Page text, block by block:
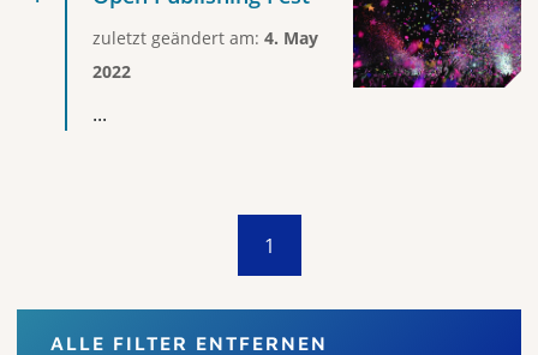
zuletzt geändert am: 4. May
2022
...
1
ALLE FILTER ENTFERNEN